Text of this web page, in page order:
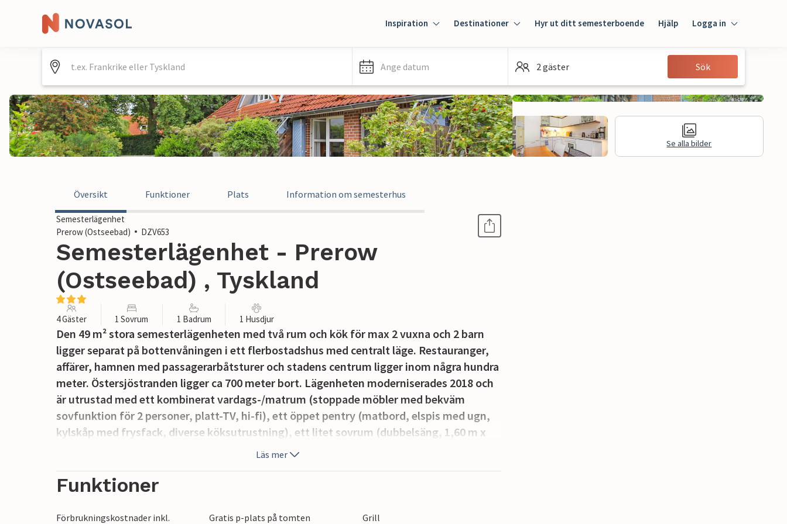
Inspiration Destinationer Hyr ut ditt semesterboende Hjälp Logga in
Gäst
Ange datum 2 gäster Sök
Se alla bilder
Översikt Funktioner Plats Information om semesterhus
Semesterlägenhet
Prerow (Ostseebad)
DZV653
Semesterlägenhet - Prerow
(Ostseebad) , Tyskland
4 Gäster 1 Sovrum 1 Badrum 1 Husdjur
Den 49 m² stora semesterlägenheten med två rum och kök för max 2 vuxna och 2 barn
ligger separat på bottenvåningen i ett flerbostadshus med centralt läge. Restauranger,
affärer, hamnen med passagerarbåtsturer och stadens centrum ligger inom några hundra
meter. Östersjöstranden ligger ca 700 meter bort. Lägenheten moderniserades 2018 och
är utrustad med ett kombinerat vardags-/matrum (stoppade möbler med bekväm
sovfunktion för 2 personer, platt-TV, hi-fi), ett öppet pentry (matbord, elspis med ugn,
kylskåp med frysfack, diverse köksutrustning), ett litet sovrum (dubbelsäng, 1,60 m x
2,00 m) och ett badrum med dusch/wc. Det finns en möblerad terrass, grillmöjligheter,
också tillgängligt. Sängkläder och handdukar kan tas med eller hyras på plats. Betalas på
Läs mer
Funktioner
Förbrukningskostnader inkl. Gratis p-plats på tomten
Grill